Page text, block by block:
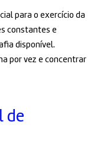
para o exercício da
constantes e
disponível.
por vez e concentrar
de